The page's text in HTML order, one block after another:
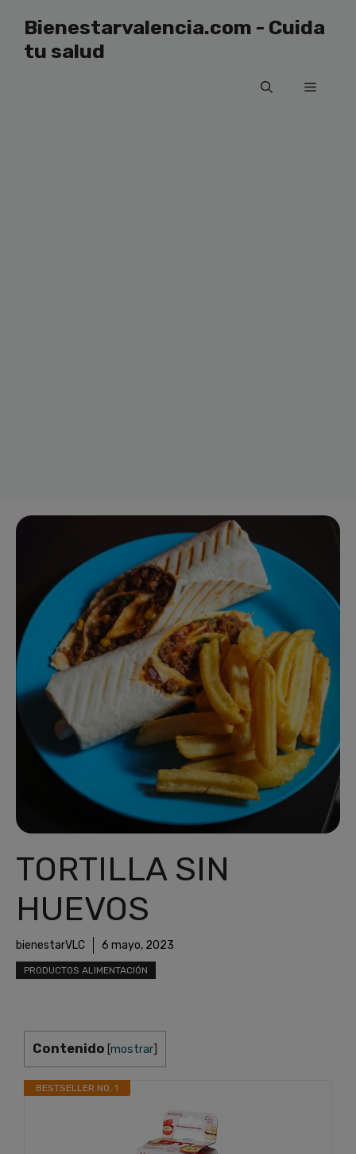
contenido
Bienestarvalencia.com - Cuida
tu salud
Menú
TORTILLA SIN
HUEVOS
bienestarVLC 6 mayo, 2023
PRODUCTOS ALIMENTACIÓN
Contenido [mostrar]
BESTSELLER NO. 1